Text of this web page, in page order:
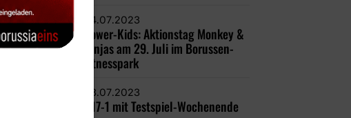
24.07.2023
Power-Kids: Aktionstag Monkey &
Ninjas am 29. Juli im Borussen-
Fitnesspark
23.07.2023
U17-1 mit Testspiel-Wochenende